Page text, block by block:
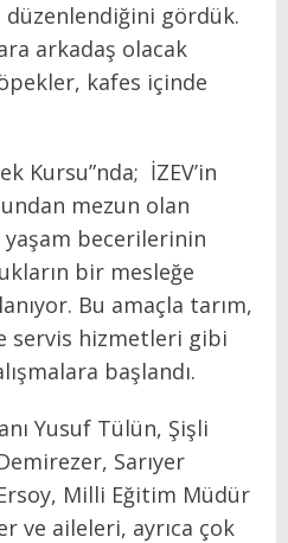
düzenlendiğini gördük.
arkadaş olacak
kafes içinde
Kursu”nda; İZEV’in
mezun olan
yaşam becerilerinin
bir mesleğe
Bu amaçla tarım,
servis hizmetleri gibi
başlandı.
Yusuf Tülün, Şişli
Sarıyer
Milli Eğitim Müdür
ve aileleri, ayrıca çok